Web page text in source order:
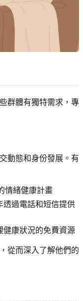
群體有獨特需求，專
動態和身份發展。有
情緒健康計畫
過電話和短信提供
康狀況的免費資源
從而深入了解他們的